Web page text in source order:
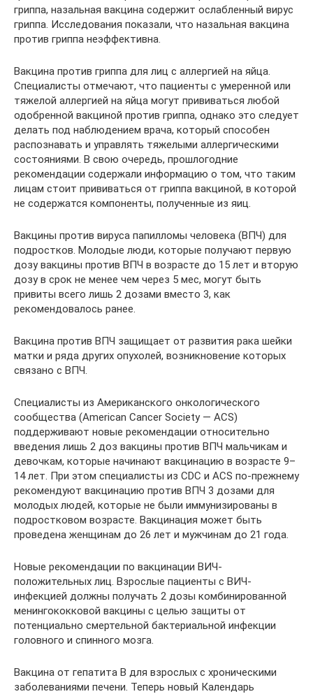
гриппа, назальная вакцина содержит ослабленный вирус
гриппа. Исследования показали, что назальная вакцина
против гриппа неэффективна.
Вакцина против гриппа для лиц с аллергией на яйца.
Специалисты отмечают, что пациенты с умеренной или
тяжелой аллергией на яйца могут прививаться любой
одобренной вакциной против гриппа, однако это следует
делать под наблюдением врача, который способен
распознавать и управлять тяжелыми аллергическими
состояниями. В свою очередь, прошлогодние
рекомендации содержали информацию о том, что таким
лицам стоит прививаться от гриппа вакциной, в которой
не содержатся компоненты, полученные из яиц.
Вакцины против вируса папилломы человека (ВПЧ) для
подростков. Молодые люди, которые получают первую
дозу вакцины против ВПЧ в возрасте до 15 лет и вторую
дозу в срок не менее чем через 5 мес, могут быть
привиты всего лишь 2 дозами вместо 3, как
рекомендовалось ранее.
Вакцина против ВПЧ защищает от развития рака шейки
матки и ряда других опухолей, возникновение которых
связано с ВПЧ.
Специалисты из Американского онкологического
сообщества (American Cancer Society — АСS)
поддерживают новые рекомендации относительно
введения лишь 2 доз вакцины против ВПЧ мальчикам и
девочкам, которые начинают вакцинацию в возрасте 9–
14 лет. При этом специалисты из CDC и АСS по-прежнему
рекомендуют вакцинацию против ВПЧ 3 дозами для
молодых людей, которые не были иммунизированы в
подростковом возрасте. Вакцинация может быть
проведена женщинам до 26 лет и мужчинам до 21 года.
Новые рекомендации по вакцинации ВИЧ-
положительных лиц. Взрослые пациенты с ВИЧ-
инфекцией должны получать 2 дозы комбинированной
менингококковой вакцины с целью защиты от
потенциально смертельной бактериальной инфекции
головного и спинного мозга.
Вакцина от гепатита В для взрослых с хроническими
заболеваниями печени. Теперь новый Календарь